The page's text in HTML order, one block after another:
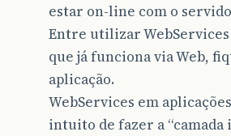
estar on-line com o
Entre utilizar WebServices
que já funciona via Web,
aplicação.
WebServices em
intuito de fazer a